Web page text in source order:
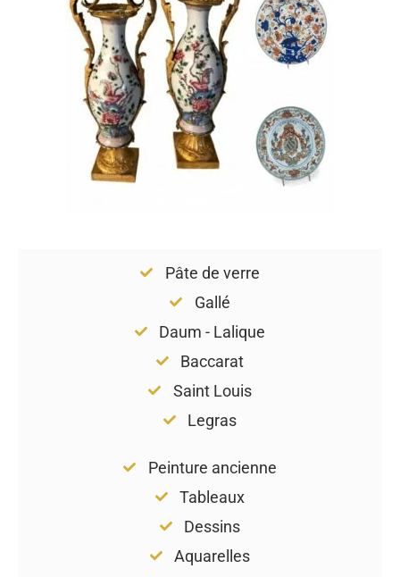
Pâte de verre
Gallé
Daum - Lalique
Baccarat
Saint Louis
Legras
Peinture ancienne
Tableaux
Dessins
Aquarelles